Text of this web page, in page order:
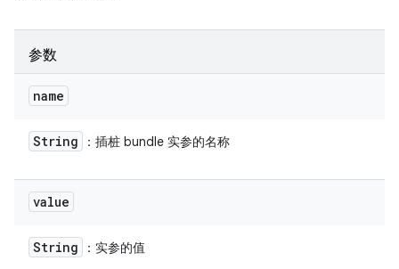
参数
name
String ：插桩 bundle 实参的名称
value
String ：实参的值